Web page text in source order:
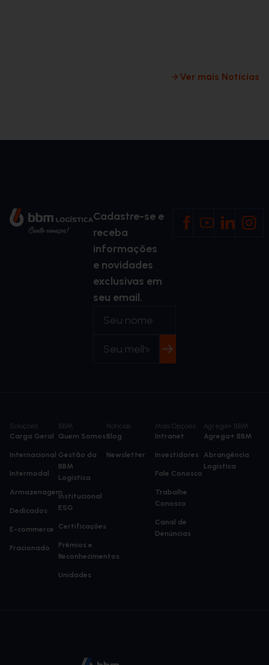
Ver mais Notícias
Cadastre-se e
receba
informações
e novidades
exclusivas em
seu email.
Soluções
Carga Geral
Internacional
Intermodal
Armazenagem
Dedicados
E-commerce
Fracionado
BBM
Quem Somos
Gestão da
BBM
Logística
Institucional
ESG
Certificações
Prêmios e
Reconhecimentos
Unidades
Notícias
Blog
Newsletter
Agrega+ BBM
Agrega+ BBM
Abrangência
Logística
Mais Opções
Intranet
Investidores
Fale Conosco
Trabalhe
Conosco
Canal de
Denúncias